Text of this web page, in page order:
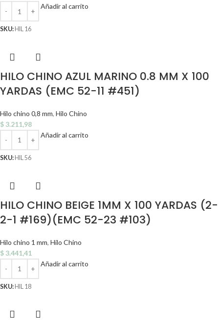
Añadir al carrito
SKU: HIL 16
HILO CHINO AZUL MARINO 0.8 MM X 100
YARDAS (EMC 52-11 #451)
Hilo chino 0,8 mm, Hilo Chino
$ 3.211,98
Añadir al carrito
SKU:HIL 56
HILO CHINO BEIGE 1MM X 100 YARDAS (2-
2-1 #169)(EMC 52-23 #103)
Hilo chino 1 mm, Hilo Chino
$ 3.441,41
Añadir al carrito
SKU:HIL 18